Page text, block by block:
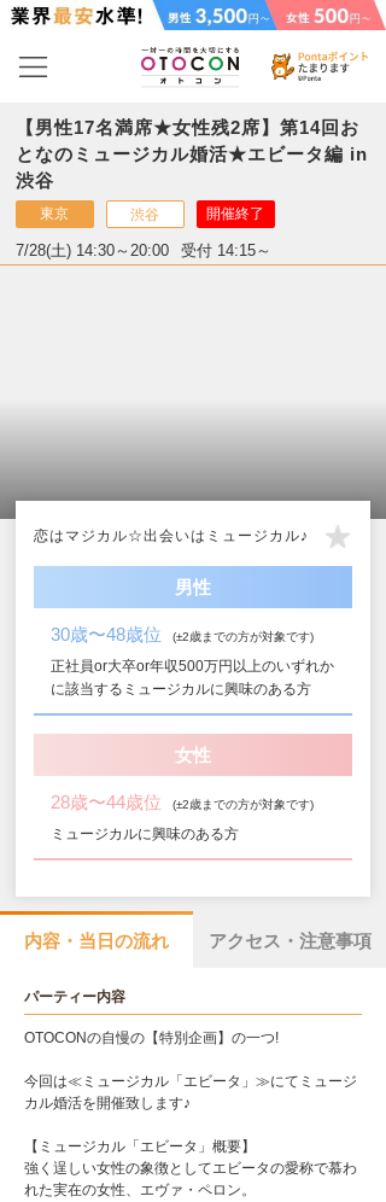
【男性17名満席★女性残2席】第14回お
となのミュージカル婚活★エビータ編 in
渋谷
東京 渋谷 開催終了
7/28(土) 14:30～20:00 受付 14:15～
恋はマジカル☆出会いはミュージカル♪
男性
30歳〜48歳位 (±2歳までの方が対象です)
正社員or大卒or年収500万円以上のいずれか
に該当するミュージカルに興味のある方
女性
28歳〜44歳位 (±2歳までの方が対象です)
ミュージカルに興味のある方
内容・当日の流れ アクセス・注意事項
パーティー内容
OTOCONの自慢の【特別企画】の一つ!
今回は≪ミュージカル「エビータ」≫にてミュージ
カル婚活を開催致します♪
【ミュージカル「エビータ」概要】
強く逞しい女性の象徴としてエビータの愛称で慕わ
れた実在の女性、エヴァ・ペロン。